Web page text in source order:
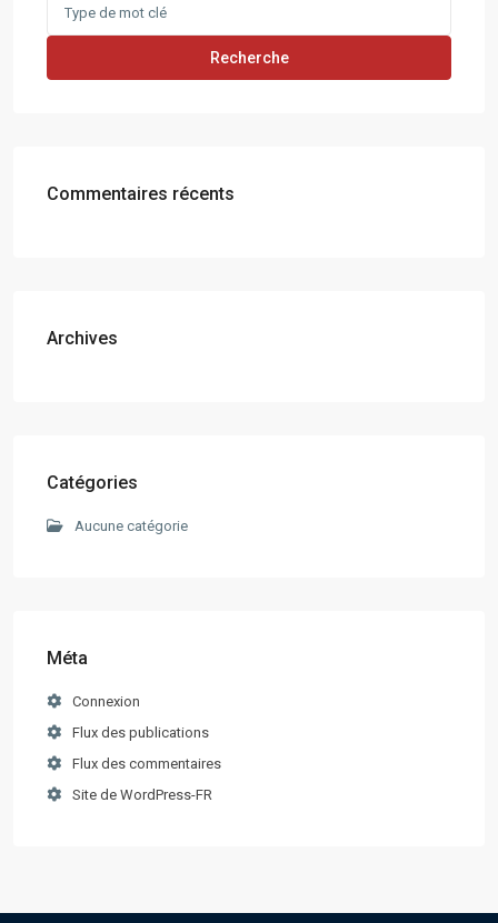
Recherche
Commentaires récents
Archives
Catégories
Aucune catégorie
Méta
Connexion
Flux des publications
Flux des commentaires
Site de WordPress-FR